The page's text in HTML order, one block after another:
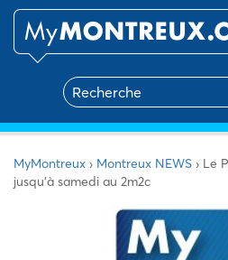
MyMontreux › Montreux NEWS › Le
jusqu’à samedi au 2m2c